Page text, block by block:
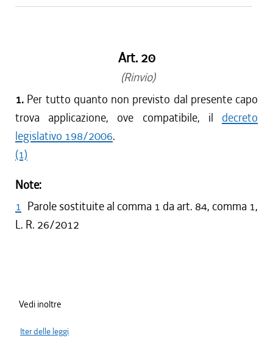
Art. 20
(Rinvio)
1. Per tutto quanto non previsto dal presente capo
trova applicazione, ove compatibile, il decreto
legislativo 198/2006.
(1)
Note:
1 Parole sostituite al comma 1 da art. 84, comma 1,
L. R. 26/2012
Vedi inoltre
Iter delle leggi